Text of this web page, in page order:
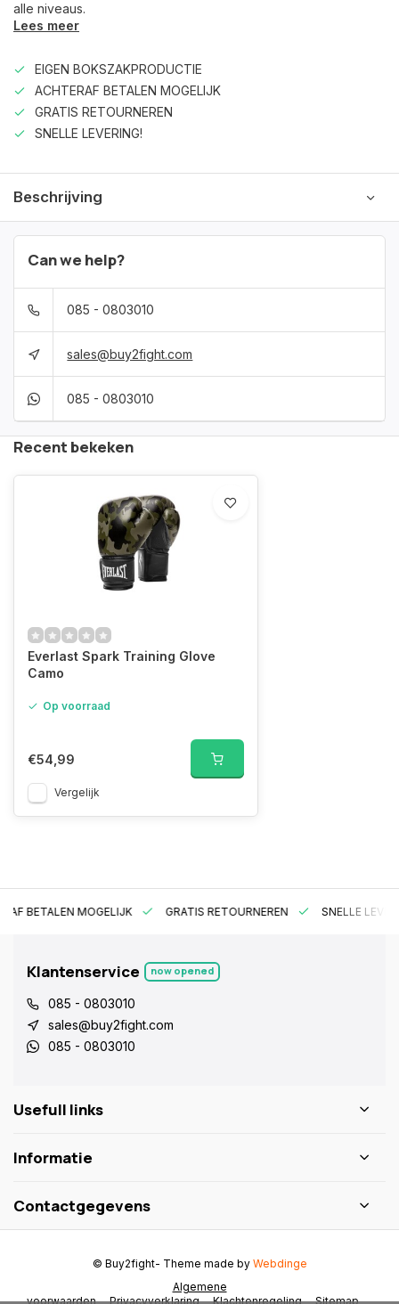
alle niveaus.
Lees meer
EIGEN BOKSZAKPRODUCTIE
ACHTERAF BETALEN MOGELIJK
GRATIS RETOURNEREN
SNELLE LEVERING!
Beschrijving
Can we help?
085 - 0803010
sales@buy2fight.com
085 - 0803010
Recent bekeken
Everlast Spark Training Glove
Camo
Op voorraad
€54,99
Vergelijk
BETALEN MOGELIJK GRATIS RETOURNEREN SNELLE
Klantenservice now opened
085 - 0803010
sales@buy2fight.com
085 - 0803010
Usefull links
Informatie
Contactgegevens
Algemene
voorwaarden
Privacyverklaring Klachtenregeling Sitemap
© Buy2fight- Theme made by Webdinge